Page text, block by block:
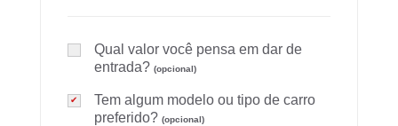
Qual valor você pensa em dar de
entrada? (opcional)
Tem algum modelo ou tipo de carro
preferido? (opcional)